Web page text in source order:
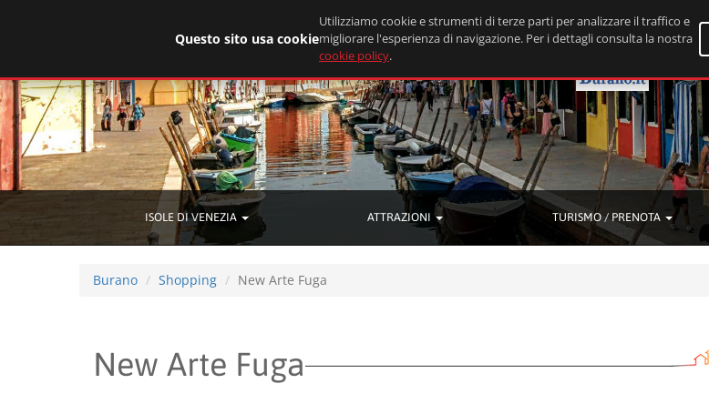
ISOLE DI VENEZIA ATTRAZIONI TURISMO / PRENOTA
Burano Shopping New Arte Fuga
New Arte Fuga
Questo sito usa cookie
Utilizziamo cookie e strumenti di terze parti per analizzare il traffico e
migliorare l'esperienza di navigazione. Per i dettagli consulta la nostra
cookie policy.